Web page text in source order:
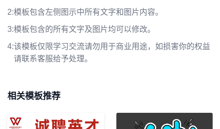
2:模板包含左侧图示中所有文字和图片内容。
3:模板包含的所有文字及图片均可以修改。
4:该模板仅限学习交流请勿用于商业用途，如损害你的权益
请联系客服给予处理。
相关模板推荐